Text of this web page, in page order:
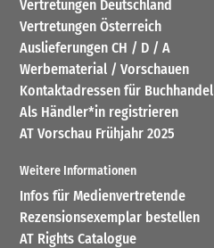
Vertretungen Deutschland
Vertretungen Österreich
Auslieferungen CH / D / A
Werbematerial / Vorschauen
Kontaktadressen für Buchhandel
Als Händler*in registrieren
AT Vorschau Frühjahr 2025
Weitere Informationen
Infos für Medienvertretende
Rezensionsexemplar bestellen
AT Rights Catalogue